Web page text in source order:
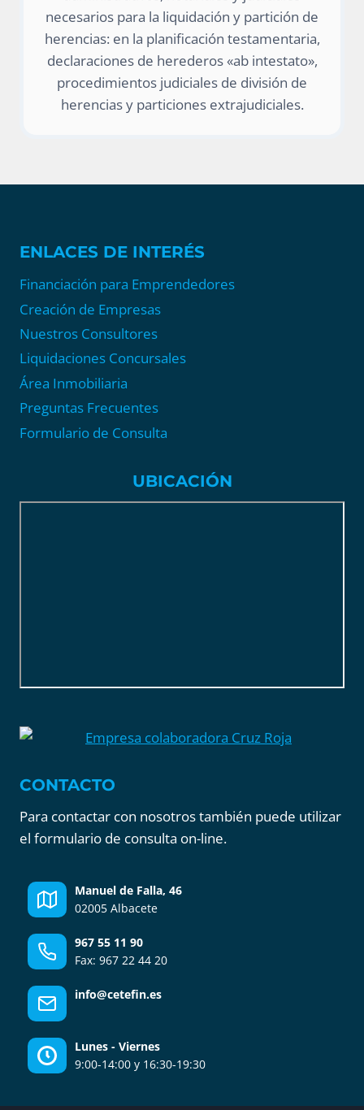
necesarios para la liquidación y partición de
herencias: en la planificación testamentaria,
declaraciones de herederos «ab intestato»,
procedimientos judiciales de división de
herencias y particiones extrajudiciales.
ENLACES DE INTERÉS
Financiación para Emprendedores
Creación de Empresas
Nuestros Consultores
Liquidaciones Concursales
Área Inmobiliaria
Preguntas Frecuentes
Formulario de Consulta
UBICACIÓN
CONTACTO
Para contactar con nosotros también puede utilizar
el formulario de consulta on-line.
Manuel de Falla, 46
02005 Albacete
967 55 11 90
Fax: 967 22 44 20
info@cetefin.es
Lunes - Viernes
9:00-14:00 y 16:30-19:30